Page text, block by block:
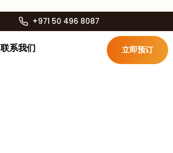
+971 50 496 8087
联系我们 立即预订